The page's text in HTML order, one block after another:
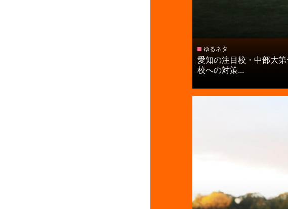
ゆるネタ
愛知の注目校・中部大
校への対策...